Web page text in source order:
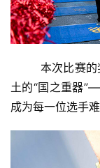
本次比赛的奖
土的“国之重器
成为每一位选